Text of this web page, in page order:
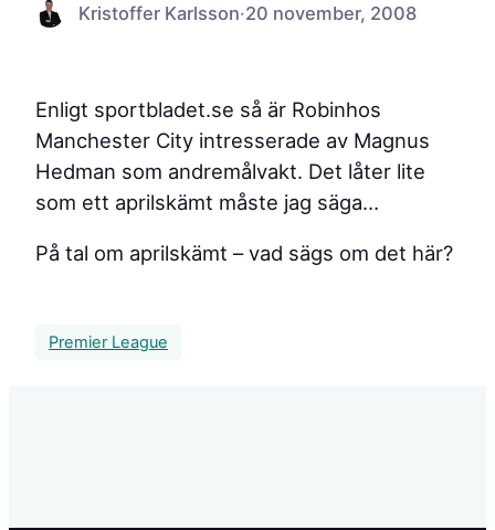
Kristoffer Karlsson·20 november, 2008
Enligt sportbladet.se så är Robinhos
Manchester City intresserade av Magnus
Hedman som andremålvakt. Det låter lite
som ett aprilskämt måste jag säga…
På tal om aprilskämt – vad sägs om det här?
Premier League